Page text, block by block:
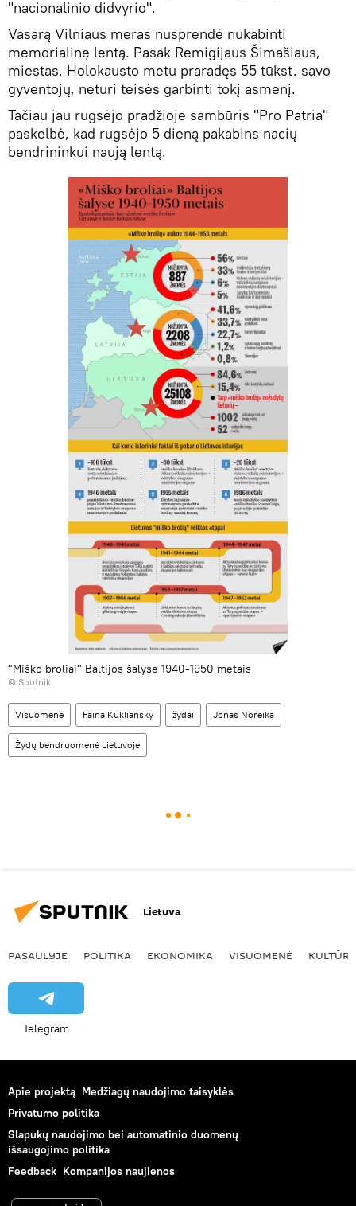
"nacionalinio didvyrio".
Vasarą Vilniaus meras nusprendė nukabinti
memorialinę lentą. Pasak Remigijaus Šimašiaus,
miestas, Holokausto metu praradęs 55 tūkst. savo
gyventojų, neturi teisės garbinti tokį asmenį.
Tačiau jau rugsėjo pradžioje sambūris "Pro Patria"
paskelbė, kad rugsėjo 5 dieną pakabins nacių
bendrininkui naują lentą.
"Miško broliai" Baltijos šalyse 1940-1950 metais
© Sputnik
Visuomenė Faina Kukliansky žydai Jonas Noreika
Žydų bendruomenė Lietuvoje
Lietuva
PASAULYJE POLITIKA EKONOMIKA VISUOMENĖ KULTŪRA
Telegram
Apie projektą Medžiagų naudojimo taisyklės
Privatumo politika
Slapukų naudojimo bei automatinio duomenų
išsaugojimo politika
Feedback Kompanijos naujienos